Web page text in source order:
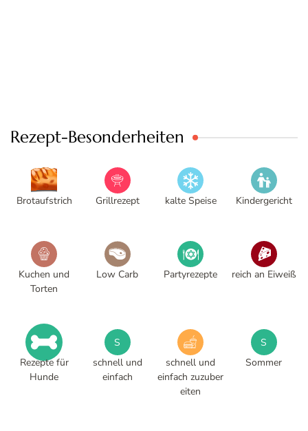
Rezept-Besonderheiten
Brotaufstrich Grillrezept kalte Speise Kindergericht
Kuchen und
Torten
Low Carb Partyrezepte reich an Eiweiß
Rezepte für
Hunde
S
schnell und
einfach
schnell und
einfach zuzuber
eiten
S
Sommer